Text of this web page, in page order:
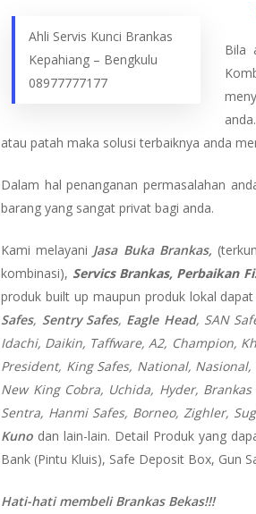
Ahli Servis Kunci Brankas
Kepahiang – Bengkulu
08977777177
Bila
atau patah maka solusi terbaiknya anda
Dalam hal penanganan permasalahan
barang yang sangat privat bagi anda.
Kami melayani Jasa Buka Brankas,
kombinasi), Servics Brankas, Perbaikan
produk built up maupun produk lokal
Safes, Sentry Safes, Eagle Head, SAN
Idachi, Daikin, Taffware, A2, Champion,
President, King Safes, National,
New King Cobra, Uchida, Hyder,
Sentra, Hanmi Safes, Borneo, Zighler,
Kuno dan lain-lain. Detail Produk yang
Bank (Pintu Kluis), Safe Deposit Box, Gun
Hati-hati membeli Brankas Bekas!!!